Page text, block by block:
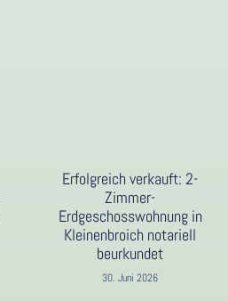
Erfolgreich verkauft: 2-
Zimmer-
Erdgeschosswohnung in
Kleinenbroich notariell
beurkundet
30. Juni 2026